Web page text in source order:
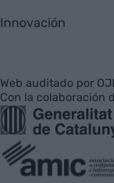
Innovación
Web auditado por
Con la colaboración